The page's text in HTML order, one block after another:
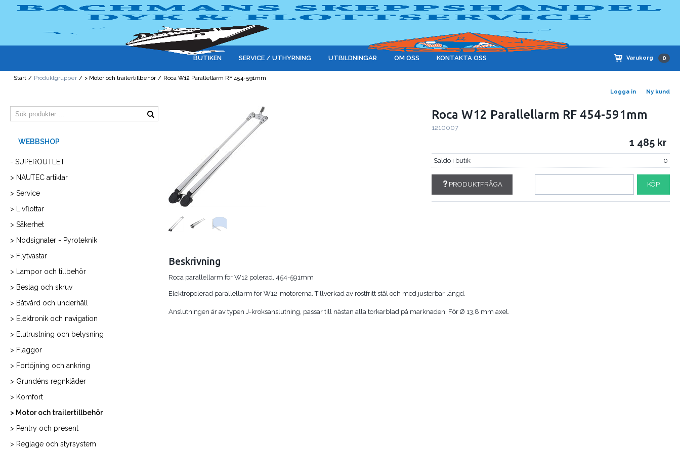
Logga in Ny kund
Varukorg 0
BUTIKEN SERVICE / UTHYRNING UTBILDNINGAR OM OSS KONTAKTA OSS
Start / Produktgrupper / > Motor och trailertillbehör / Roca W12 Parallellarm RF 454-591mm
- SUPEROUTLET
> NAUTEC artiklar
> Service
> Livflottar
> Säkerhet
> Nödsignaler - Pyroteknik
> Flytvästar
> Lampor och tillbehör
> Beslag och skruv
> Båtvård och underhåll
> Elektronik och navigation
> Elutrustning och belysning
> Flaggor
> Förtöjning och ankring
> Grundéns regnkläder
> Komfort
> Motor och trailertillbehör
> Pentry och present
> Reglage och styrsystem
Roca W12 Parallellarm RF 454-591mm
1210007
1 485
Saldo i butik 0
PRODUKTFRÅGA KÖP
Beskrivning
Roca parallellarm för W12 polerad, 454-591mm
Elektropolerad parallellarm för W12-motorerna. Tillverkad av rostfritt stål och med justerbar längd.
Anslutningen är av typen J-kroksanslutning, passar till nästan alla torkarblad på marknaden. För Ø 13,8 mm axel.